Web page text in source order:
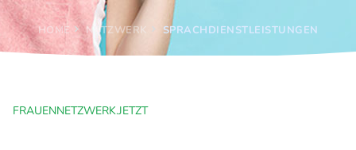
HOME NETZWERK SPRACHDIENSTLEISTUNGEN
FRAUENNETZWERK.JETZT